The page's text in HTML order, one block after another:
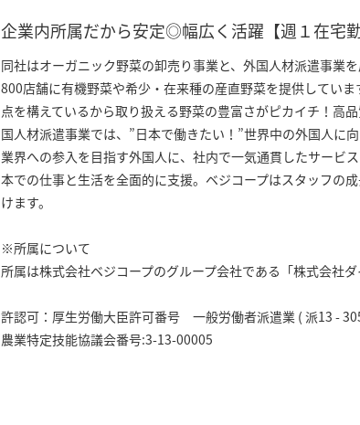
企業内所属だから安定◎幅広く活躍【週１在宅
同社はオーガニック野菜の卸売り事業と、外国人材派遣事業
800店舗に有機野菜や希少・在来種の産直野菜を提供してい
点を構えているから取り扱える野菜の豊富さがピカイチ！高
国人材派遣事業では、”日本で働きたい！”世界中の外国人に
業界への参入を目指す外国人に、社内で一気通貫したサービ
本での仕事と生活を全面的に支援。ベジコープはスタッフの
けます。
※所属について
所属は株式会社ベジコープのグループ会社である「株式会社
許認可：厚生労働大臣許可番号 一般労働者派遣業 ( 派13 -
農業特定技能協議会番号:3-13-00005